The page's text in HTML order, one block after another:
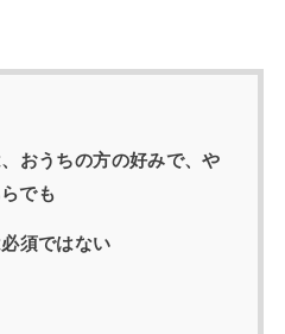
おうちの方の好みで、や
でも
須ではない